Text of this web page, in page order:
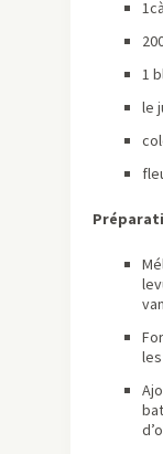
1
le